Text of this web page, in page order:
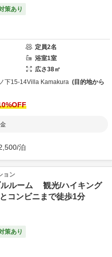
策あり
定員2名
浴室1室
広さ38㎡
下15-14Villa Kamakura
目的地から
%OFF
/泊
ョン
ルルーム 観光/ハイキング
コンビニまで徒歩1分
策あり